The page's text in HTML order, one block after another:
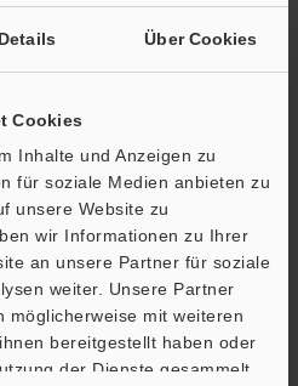
Details Über Cookies
Cookies
Inhalte und Anzeigen zu
für soziale Medien anbieten zu
unsere Website zu
wir Informationen zu Ihrer
an unsere Partner für soziale
weiter. Unsere Partner
möglicherweise mit weiteren
bereitgestellt haben oder
der Dienste gesammelt
4) IO-Link
Support